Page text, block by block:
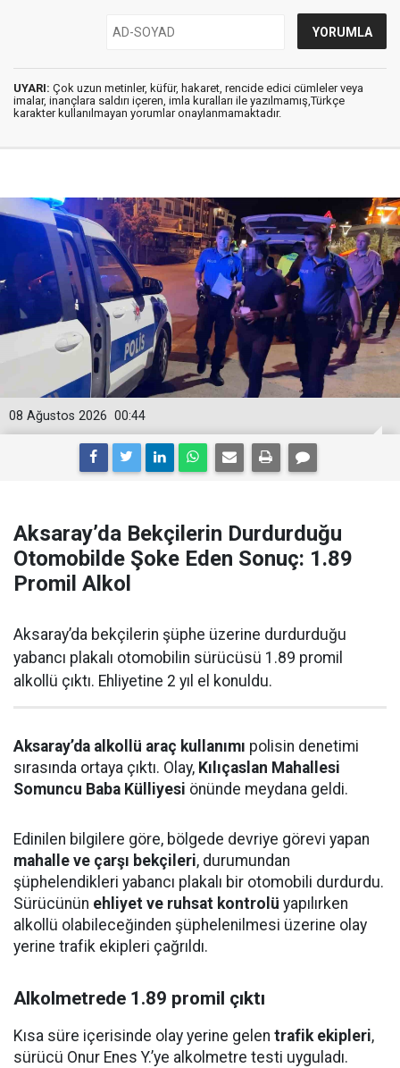
UYARI: Çok uzun metinler, küfür, hakaret, rencide edici cümleler veya
imalar, inançlara saldırı içeren, imla kuralları ile yazılmamış,Türkçe
karakter kullanılmayan yorumlar onaylanmamaktadır.
00:44
08 Ağustos 2026
Aksaray’da Bekçilerin Durdurduğu
Otomobilde Şoke Eden Sonuç: 1.89
Promil Alkol
Aksaray’da bekçilerin şüphe üzerine durdurduğu
yabancı plakalı otomobilin sürücüsü 1.89 promil
alkollü çıktı. Ehliyetine 2 yıl el konuldu.
Aksaray’da alkollü araç kullanımı polisin denetimi
sırasında ortaya çıktı. Olay, Kılıçaslan Mahallesi
Somuncu Baba Külliyesi önünde meydana geldi.
Edinilen bilgilere göre, bölgede devriye görevi yapan
mahalle ve çarşı bekçileri, durumundan
şüphelendikleri yabancı plakalı bir otomobili durdurdu.
Sürücünün ehliyet ve ruhsat kontrolü yapılırken
alkollü olabileceğinden şüphelenilmesi üzerine olay
yerine trafik ekipleri çağrıldı.
Alkolmetrede 1.89 promil çıktı
Kısa süre içerisinde olay yerine gelen trafik ekipleri,
sürücü Onur Enes Y.’ye alkolmetre testi uyguladı.